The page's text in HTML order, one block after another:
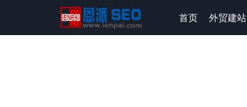
内
首页 外贸建站